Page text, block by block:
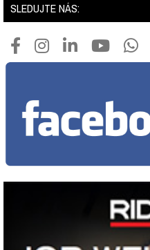
SLEDUJTE NÁS: